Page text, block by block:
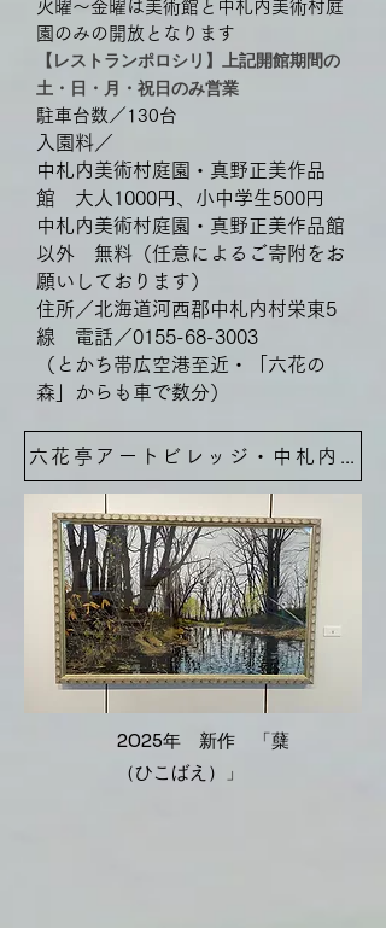
火曜〜金曜は美術館と中札内美術村庭
園のみの開放となります
【レストランポロシリ】上記開館期間の
土・日・月・祝日のみ営業
駐車台数／130台
入園料／
中札内美術村庭園・真野正美作品
館 大人1000円、小中学生500円
中札内美術村庭園・真野正美作品館
以外 無料（任意によるご寄附をお
願いしております）
住所／北海道河西郡中札内村栄東5
線 電話／0155-68-3003
（とかち帯広空港至近​・「六花の
森」​からも車で数分）
​2025年 新作 「蘖
（ひこばえ）」